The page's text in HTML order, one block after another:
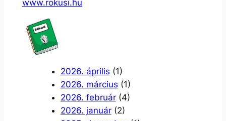
www.rokusi.hu
2026. április (1)
2026. március (1)
2026. február(4)
2026. január(2)